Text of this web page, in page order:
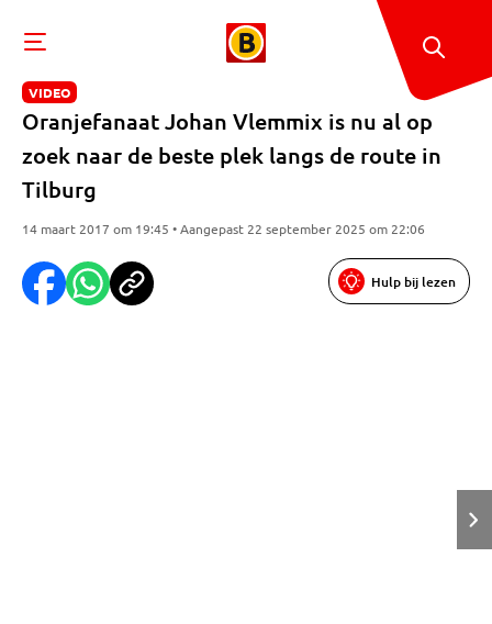
VIDEO
Oranjefanaat Johan Vlemmix is nu al op
zoek naar de beste plek langs de route in
Tilburg
14 maart 2017 om 19:45 • Aangepast 22 september 2025 om 22:06
Hulp bij lezen